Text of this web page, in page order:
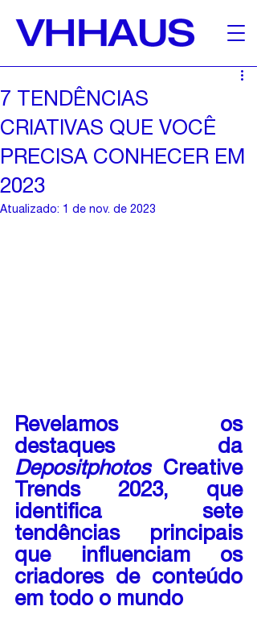
7 TENDÊNCIAS
CRIATIVAS QUE VOCÊ
PRECISA CONHECER EM
2023
Atualizado: 1 de nov. de 2023
Revelamos os
Depositphotos Creative
Trends 2023, que
identifica sete
tendências principais
que influenciam os
criadores de conteúdo
em todo o mundo